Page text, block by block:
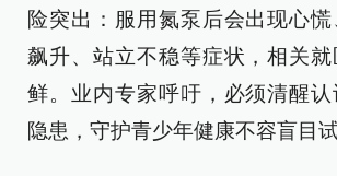
险突出：服用氮泵后会出现心
飙升、站立不稳等症状，相关
鲜。业内专家呼吁，必须清醒
隐患，守护青少年健康不容盲目试